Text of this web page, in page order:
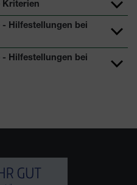
Kriterien
Hilfestellungen bei
Hilfestellungen bei